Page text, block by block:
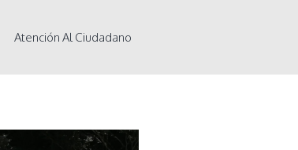
Atención Al Ciudadano